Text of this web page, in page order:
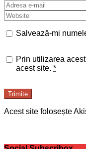
Salvează-mi
Prin utilizarea
acest site. *
Trimite
Acest site folosește